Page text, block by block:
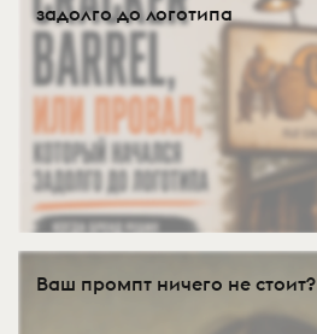
задолго до логотипа
Ваш промпт ничего не стоит?